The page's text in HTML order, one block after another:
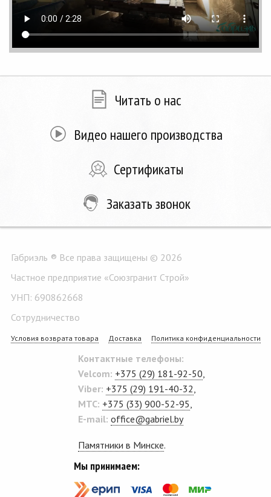
Читать о нас
Видео нашего производства
Сертификаты
Заказать звонок
Габриэль ® Все права защищены © 2026
Частное предприятие «Союзгранит Строй»
УНП: 690862668
Сотрудничество
Условия возврата товара Доставка Политика конфиденциальности
Контактные телефоны:
Velcom: +375 (29) 181-92-50
Viber: +375 (29) 191-40-32
MTC: +375 (33) 900-52-95
E-mail: office@gabriel.by
Памятники в Минске.
Мы принимаем: